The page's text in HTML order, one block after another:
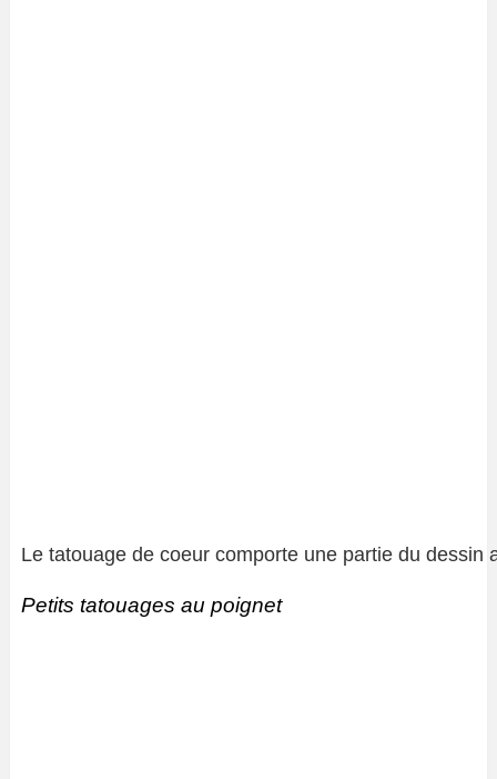
Le tatouage de coeur comporte une partie du dessin
Petits tatouages ​​au poignet